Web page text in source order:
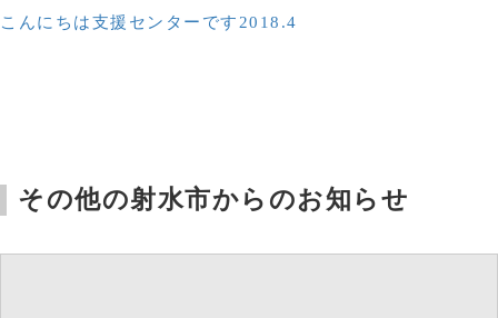
こんにちは支援センターです2018.4
その他の射水市からのお知らせ